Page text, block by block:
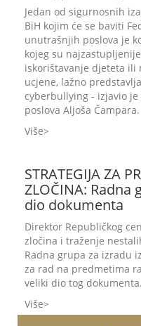
Jedan od sigurnosnih
BiH kojim će se baviti
unutrašnjih poslova je
kojeg su
iskorištavanje djeteta
ucjene, lažno
cyberbullying - izjavio
poslova Aljoša Čampara.
Više
STRATEGIJA ZA
ZLOČINA: Radna
dio dokumenta
Direktor Republičkog
zločina i traženje
Radna grupa za izradu
za rad na predmetima
veliki dio tog dokumenta.
Više